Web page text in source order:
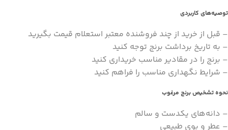
توصیه‌های کاربردی
– قبل از خرید از چند فروشنده معتبر استعلام قیمت بگیرید
– به تاریخ برداشت برنج توجه کنید
– برنج را در مقادیر مناسب خریداری کنید
– شرایط نگهداری مناسب را فراهم کنید
نحوه تشخیص برنج مرغوب
– دانه‌های یکدست و سالم
– عطر و بوی طبیعی